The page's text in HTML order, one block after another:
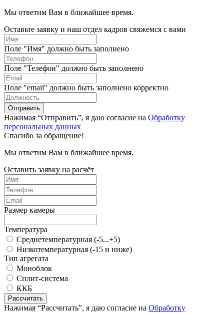
Мы ответим Вам в ближайшее время.
Оставьте заявку и наш отдел кадров свяжемся с вами
Поле "Имя" должно быть заполнено
Поле "Телефон" должно быть заполнено
Поле "email" должно быть заполнено корректно
Отправить
Нажимая “Отправить”, я даю согласие на Обработку
персональных данных
Спасибо за обращение!
Мы ответим Вам в ближайшее время.
Оставить заявку на расчёт
Размер камеры
Температура
Среднетемпературная (-5...+5)
Низкотемпературная (-15 и ниже)
Тип агрегата
Моноблок
Сплит-система
ККБ
Рассчитать
Нажимая “Рассчитать”, я даю согласие на Обработку